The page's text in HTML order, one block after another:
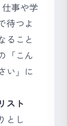
事や学
待つよ
ること
「こん
い」に
スト
とし